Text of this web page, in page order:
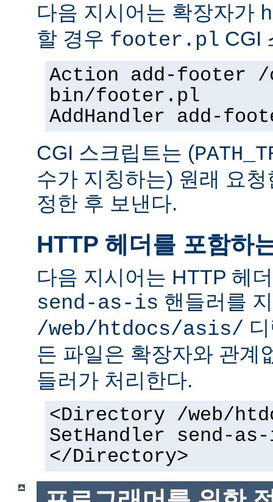
다음 지시어는 확장자가
할 경우 footer.pl CGI
Action add-footer
bin/footer.pl
AddHandler add-
CGI 스크립트는 (
수가 지칭하는) 원래 요
정한 후 보낸다.
HTTP 헤더를 포함하
다음 지시어는 HTTP 헤
send-as-is 핸들러를
/web/htdocs/asis/
든 파일은 확장자와 관계
들러가 처리한다.
<Directory /web/
SetHandler send-
</Directory>